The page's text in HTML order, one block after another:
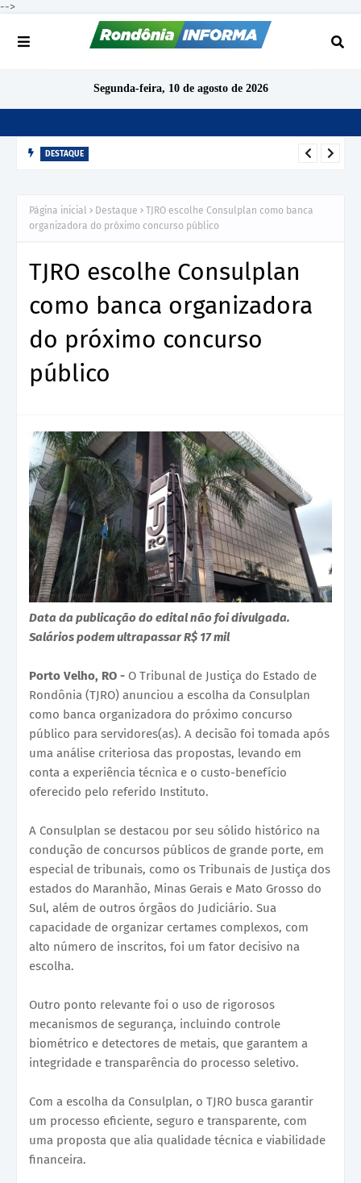
-->
Segunda-feira, 10 de agosto de 2026
DESTAQUE
Página inicial Destaque
TJRO escolhe Consulplan como banca
organizadora do próximo concurso público
TJRO escolhe Consulplan
como banca organizadora
do próximo concurso
público
Data da publicação do edital não foi divulgada.
Salários podem ultrapassar R$ 17 mil
Porto Velho, RO - O Tribunal de Justiça do Estado de
Rondônia (TJRO) anunciou a escolha da Consulplan
como banca organizadora do próximo concurso
público para servidores(as). A decisão foi tomada após
uma análise criteriosa das propostas, levando em
conta a experiência técnica e o custo-benefício
oferecido pelo referido Instituto.
A Consulplan se destacou por seu sólido histórico na
condução de concursos públicos de grande porte, em
especial de tribunais, como os Tribunais de Justiça dos
estados do Maranhão, Minas Gerais e Mato Grosso do
Sul, além de outros órgãos do Judiciário. Sua
capacidade de organizar certames complexos, com
alto número de inscritos, foi um fator decisivo na
escolha.
Outro ponto relevante foi o uso de rigorosos
mecanismos de segurança, incluindo controle
biométrico e detectores de metais, que garantem a
integridade e transparência do processo seletivo.
Com a escolha da Consulplan, o TJRO busca garantir
um processo eficiente, seguro e transparente, com
uma proposta que alia qualidade técnica e viabilidade
financeira.